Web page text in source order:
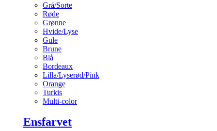
Grå/Sorte
Røde
Grønne
Hvide/Lyse
Gule
Brune
Blå
Bordeaux
Lilla/Lyserød/Pink
Orange
Turkis
Multi-color
Ensfarvet